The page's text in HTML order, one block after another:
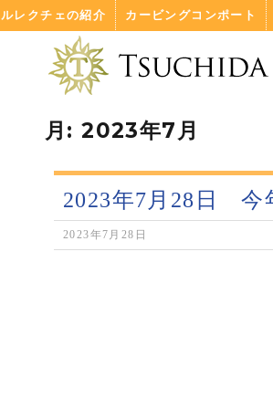
ルレクチェの紹介 カービングコンポート
梨、洋梨(ルレクチェ
直送販売 土田農園
tsuchidafarm
月:2023年7月
2023年7月28日 今
2023年7月28日